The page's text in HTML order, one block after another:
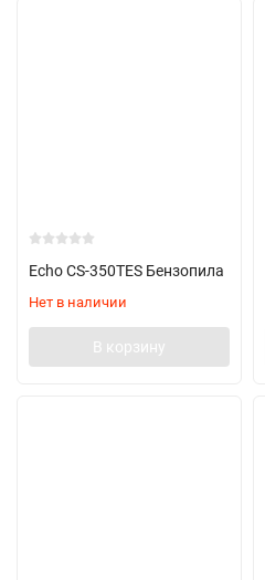
Echo CS-350TES Бензопила
Нет в наличии
В корзину